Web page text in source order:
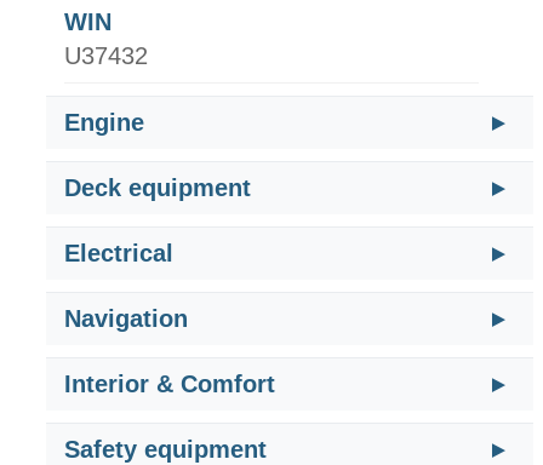
WIN
U37432
Engine
Deck equipment
Electrical
Navigation
Interior & Comfort
Safety equipment